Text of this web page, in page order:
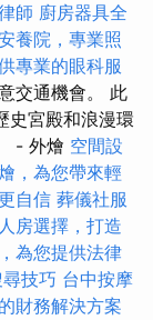
師 廚房器具全
養院，專業照
專業的眼科服
交通機會。 此
史宮殿和浪漫環
- 外燴 空間設
，為您帶來輕
自信 葬儀社服
房選擇，打造
為您提供法律
技巧 台中按摩
財務解決方案